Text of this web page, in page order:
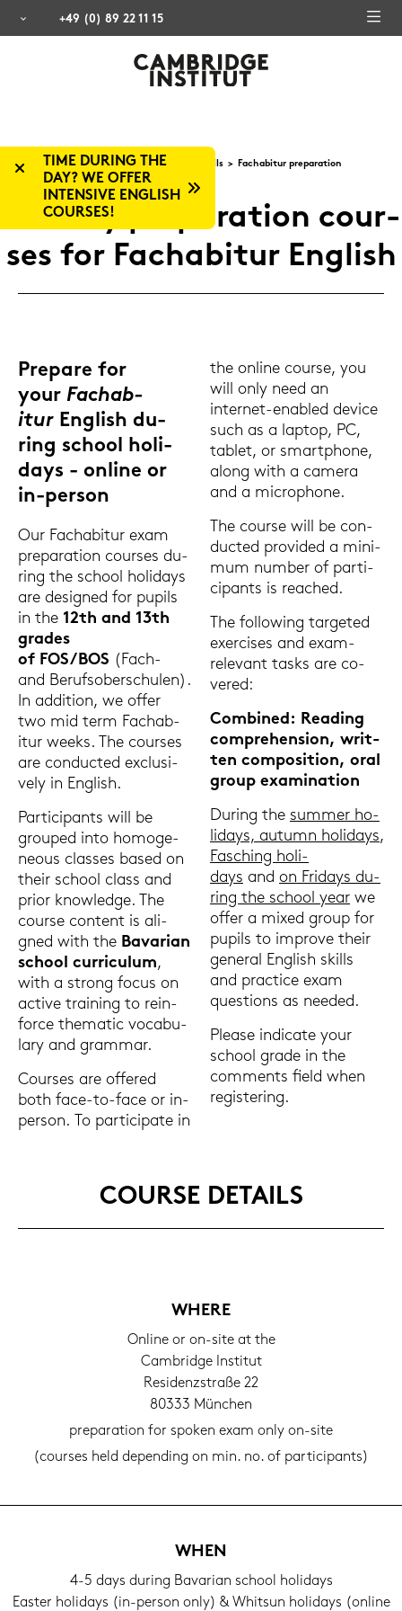
TIME DURING THE
DAY? WE OFFER
INTENSIVE ENGLISH
COURSES!
+49 (0) 89 22 11 15
Eng­lish cour­ses Eng­lish for Pu­pils Fach­ab­itur pre­pa­ra­ti­on
Ho­li­day pre­pa­ra­ti­on cour­
ses for Fach­ab­itur Eng­lish
Pre­pa­re for
your Fach­ab­
itur Eng­lish du­
ring school ho­li­
days - on­line or
in-​person
Our Fach­ab­itur exam
pre­pa­ra­ti­on cour­ses du­
ring the school ho­li­days
are de­si­gned for pu­pils
in the 12th and 13th
gra­des
of FOS/BOS (Fach-
and Be­rufs­ober­schu­len).
In ad­di­ti­on, we offer
two mid term Fach­ab­
itur weeks. The cour­ses
are con­duc­ted ex­clu­si­
ve­ly in Eng­lish.
Par­ti­ci­pants will be
grou­ped into ho­mo­ge­
neous clas­ses based on
their school class and
prior know­ledge. The
cour­se con­tent is ali­
gned with the Ba­va­ri­an
school cur­ri­cu­lum,
with a strong focus on
ac­ti­ve trai­ning to rein­
for­ce the­ma­tic vo­ca­bu­
la­ry and gram­mar.
Cour­ses are of­fe­red
both face-​to-face or in-​
person. To par­ti­ci­pa­te in
the on­line cour­se, you
will only need an
internet-​enabled de­vice
such as a lap­top, PC,
ta­blet, or smart­pho­ne,
along with a ca­me­ra
and a mi­cro­pho­ne.
The cour­se will be con­
duc­ted pro­vi­ded a mi­ni­
mum num­ber of par­ti­
ci­pants is re­a­ched.
The fol­lo­wing tar­ge­ted
ex­er­cises and exam-​
relevant tasks are co­
ver­ed:
Com­bi­ned: Rea­ding
com­pre­hen­si­on, writ­
ten com­po­si­ti­on, oral
group ex­ami­na­ti­on
Du­ring the sum­mer ho­
li­days, au­tumn ho­li­days,
Fa­sching ho­li­
days and on Fri­days du­
ring the school year we
offer a mixed group for
pu­pils to im­pro­ve their
ge­ne­ral Eng­lish skills
and prac­tice exam
ques­ti­ons as nee­ded.
Plea­se in­di­ca­te your
school grade in the
comments field when
re­gis­te­ring.
COUR­SE DE­TAILS
WHERE
On­line or on-​site at the
Cam­bridge In­sti­tut
Re­si­denz­stra­ße 22
80333 Mün­chen
pre­pa­ra­ti­on for spo­ken exam only on-​site
(cour­ses held de­pen­ding on min. no. of par­ti­ci­pants)
WHEN
4-5 days du­ring Ba­va­ri­an school ho­li­days
Eas­ter ho­li­days (in-​person only) & Whits­un ho­li­days (on­line